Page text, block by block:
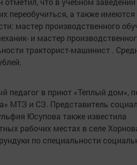
переобучиться, а также
мастер производственного
и мастер
тракторист-машинист .
педагог в приют «Теплый дом»,
МТЗ и СЗ. Представитель
Юсупова также известила
рабочих местах в селе
по специальности